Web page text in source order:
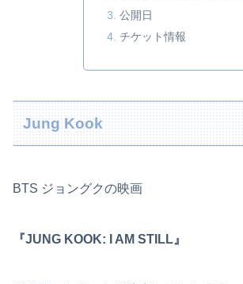
公開日
チケット情報
Jung Kook
BTS ジョングクの映画
『JUNG KOOK: I AM STILL』